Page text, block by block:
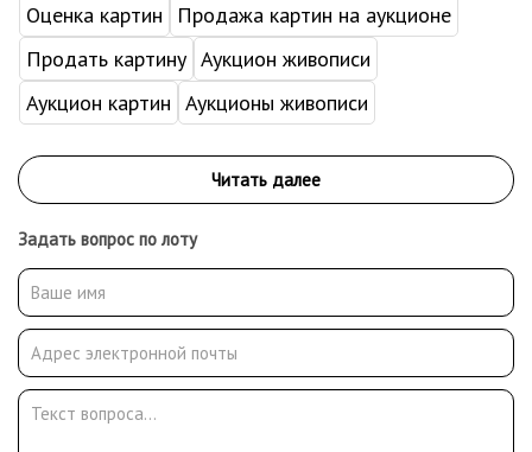
Оценка картин
Продажа картин на аукционе
Продать картину Аукцион живописи
Аукцион картин Аукционы живописи
Задать вопрос по лоту